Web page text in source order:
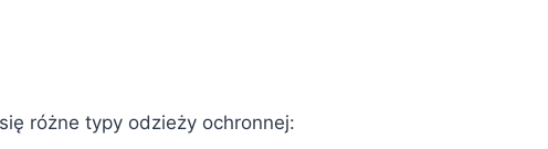
różne typy odzieży ochronnej: